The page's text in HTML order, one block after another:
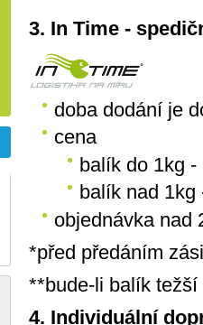
3. In Time -
doba dodání je
cena
balík do 1kg -
balík nad 1kg
objednávka nad
*před předáním
**bude-li balík
4. Individuální